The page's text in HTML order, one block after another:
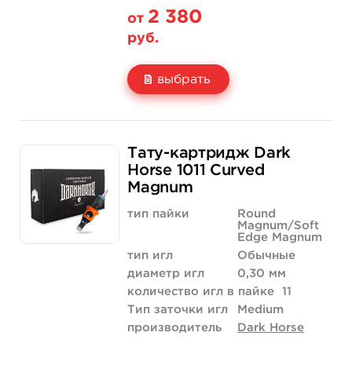
от 2 380
руб.
выбрать
Количество
2 380 руб.
купить
Тату-картридж Dark
Horse 1011 Curved
Magnum
тип пайки
Round
Magnum/Soft
Edge Magnum
тип игл
Обычные
диаметр игл
0,30 мм
количество игл в пайке
11
Тип заточки игл
Medium
производитель
Dark Horse